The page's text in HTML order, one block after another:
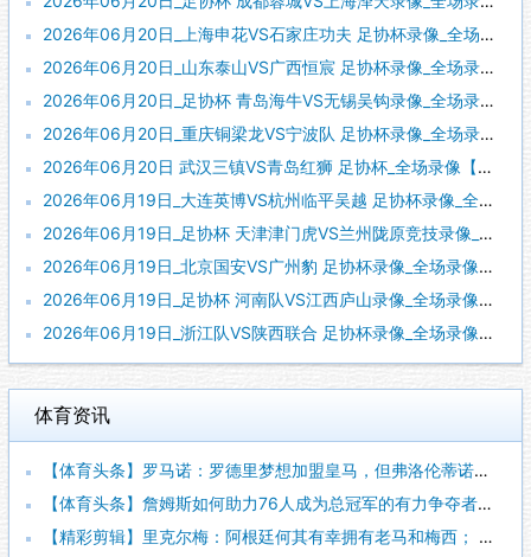
2026年06月20日_上海申花VS石家庄功夫 足协杯录像_全场录像【高清回放】
2026年06月20日_山东泰山VS广西恒宸 足协杯录像_全场录像【高清回放】
2026年06月20日_足协杯 青岛海牛VS无锡吴钩录像_全场录像【全场回放】
2026年06月20日_重庆铜梁龙VS宁波队 足协杯录像_全场录像【高清回放】
2026年06月20日 武汉三镇VS青岛红狮 足协杯_全场录像【全场回放】
2026年06月19日_大连英博VS杭州临平吴越 足协杯录像_全场录像【全场回放】
2026年06月19日_足协杯 天津津门虎VS兰州陇原竞技录像_全场录像【视频集锦】
2026年06月19日_北京国安VS广州豹 足协杯录像_全场录像【高清回放】
2026年06月19日_足协杯 河南队VS江西庐山录像_全场录像【高清回放】
2026年06月19日_浙江队VS陕西联合 足协杯录像_全场录像【全场回放】
体育资讯
【体育头条】罗马诺：罗德里梦想加盟皇马，但弗洛伦蒂诺尚未批准
【体育头条】詹姆斯如何助力76人成为总冠军的有力争夺者？组织
【精彩剪辑】里克尔梅：阿根廷何其有幸拥有老马和梅西； 体力充